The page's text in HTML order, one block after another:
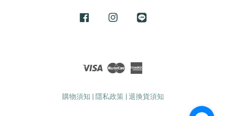
Facebook Instagram
Visa Master
購物須知 | 隱私政策 | 退換貨須知